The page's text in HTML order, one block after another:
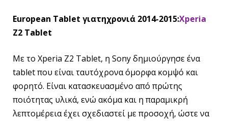
European Tablet γιατηχρονιά 2014-2015:Xperia
Z2 Tablet
Με το Xperia Z2 Tablet, η Sony δημιούργησε ένα
tablet που είναι ταυτόχρονα όμορφα κομψό και
φορητό. Είναι κατασκευασμένο από πρώτης
ποιότητας υλικά, ενώ ακόμα και η παραμικρή
λεπτομέρεια έχει σχεδιαστεί με προσοχή, ώστε να